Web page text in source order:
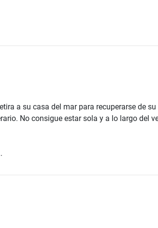
a su casa del mar para recuperarse de
No consigue estar sola y a lo largo del